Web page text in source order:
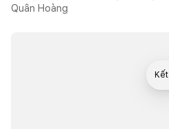
Quân Hoàng